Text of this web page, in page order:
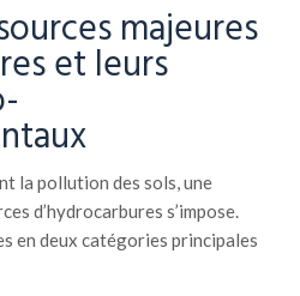
majeures
et leurs
la pollution des sols, une
d’hydrocarbures s’impose.
en deux catégories principales